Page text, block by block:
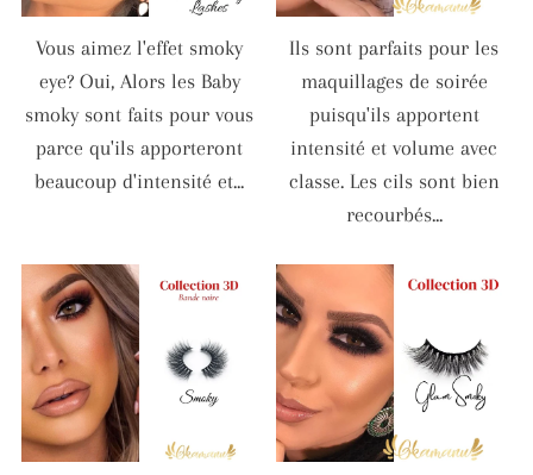
Vous aimez l'effet smoky
eye? Oui, Alors les Baby
smoky sont faits pour vous
parce qu'ils apporteront
beaucoup d'intensité et...
Ils sont parfaits pour les
maquillages de soirée
puisqu'ils apportent
intensité et volume avec
classe. Les cils sont bien
recourbés...